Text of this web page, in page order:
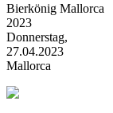
Bierkönig Mallorca
2023
Donnerstag,
27.04.2023
Mallorca